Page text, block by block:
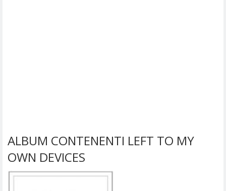
ALBUM CONTENENTI LEFT TO MY
OWN DEVICES